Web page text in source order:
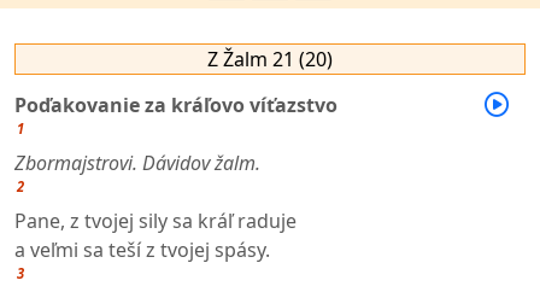
Z Žalm 21 (20)
Poďakovanie za kráľovo víťazstvo
1
Zbormajstrovi. Dávidov žalm.
2
Pane, z tvojej sily sa kráľ raduje
a veľmi sa teší z tvojej spásy.
3